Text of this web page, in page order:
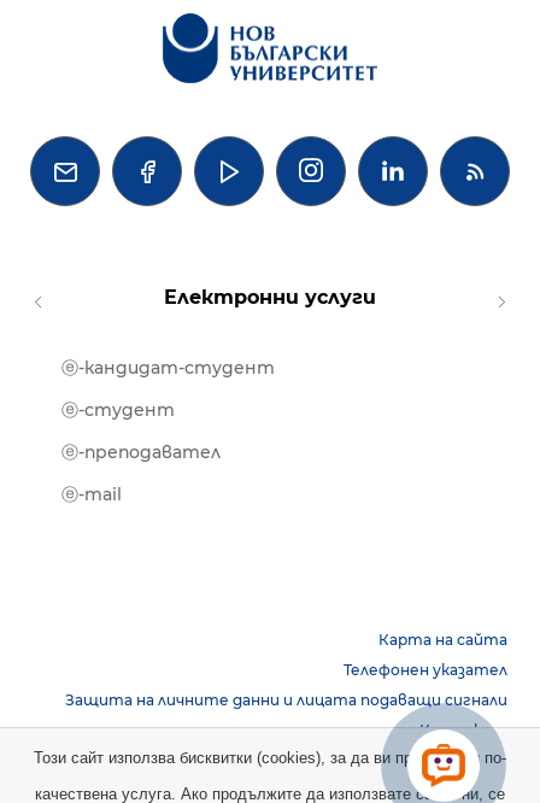
   
Електронни услуги
ⓔ-кандидат-студент
ⓔ-студент
ⓔ-преподавател
ⓔ-mail
Карта на сайта
Телефонен указател
Защита на личните данни и лицата подаващи сигнали
Контакти
Copyright © 2026 НБУ. Всички права запазени.
Този сайт използва бисквитки (cookies), за да ви предостави по-
качествена услуга. Ако продължите да използвате сайта ни, се